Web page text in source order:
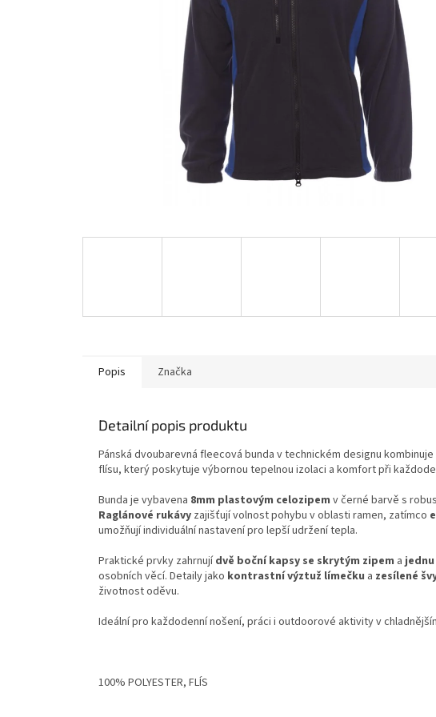
Popis Značka
Detailní popis produktu
Pánská dvoubarevná fleecová bunda v technickém designu
flísu, který poskytuje výbornou tepelnou izolaci a komfort při
Bunda je vybavena 8mm plastovým celozipem v černé barvě s
Raglánové rukávy zajišťují volnost pohybu v oblasti ramen, zatímco
umožňují individuální nastavení pro lepší udržení tepla.
Praktické prvky zahrnujídvě boční kapsy se skrytým zipem a
osobních věcí. Detaily jako kontrastní výztuž límečku a zesílené
životnost oděvu.
Ideální pro každodenní nošení, práci i outdoorové aktivity v
100% POLYESTER, FLÍS